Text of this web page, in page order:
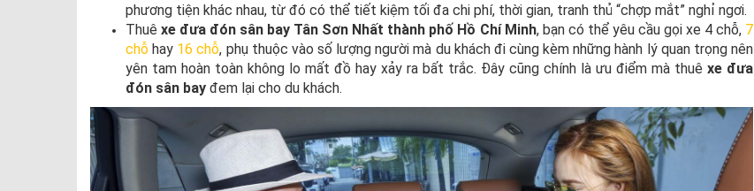
phương tiện khác nhau, từ đó có thể tiết kiệm tối đa chi phí, thời gian, tranh thủ “chợp mắt” nghỉ ngơi.
Thuêxe đưa đón sân bay Tân Sơn Nhất thành phố Hồ Chí Minh, bạn có thể yêu cầu gọi xe 4 chỗ, 7
chỗ hay 16 chỗ, phụ thuộc vào số lượng người mà du khách đi cùng kèm những hành lý quan trọng nên
yên tam hoàn toàn không lo mất đồ hay xảy ra bất trắc. Đây cũng chính là ưu điểm mà thuê xe đưa
đón sân bay đem lại cho du khách.